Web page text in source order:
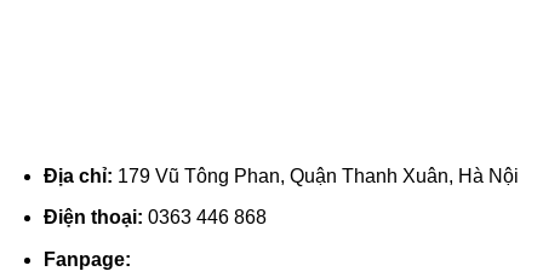
Địa chỉ: 179 Vũ Tông Phan, Quận Thanh Xuân, Hà Nội
Điện thoại: 0363 446 868
Fanpage: